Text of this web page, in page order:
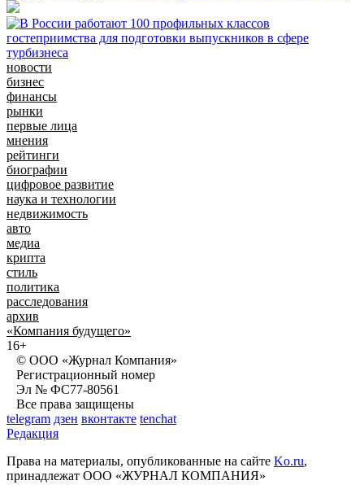
новости
бизнес
финансы
рынки
первые лица
мнения
рейтинги
биографии
цифровое развитие
наука и технологии
недвижимость
авто
медиа
крипта
стиль
политика
расследования
архив
«Компания будущего»
16+
© ООО «Журнал Компания»
Регистрационный номер
Эл № ФС77-80561
Все права защищены
telegram дзен вконтакте tenchat
Редакция
Права на материалы, опубликованные на сайте Ko.ru,
принадлежат ООО «ЖУРНАЛ КОМПАНИЯ»